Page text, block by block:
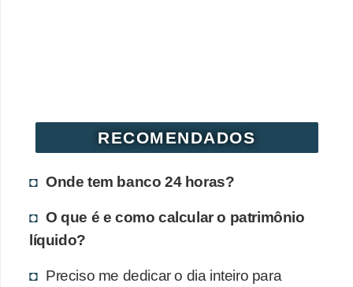
RECOMENDADOS
Onde tem banco 24 horas?
O que é e como calcular o patrimônio
líquido?
Preciso me dedicar o dia inteiro para